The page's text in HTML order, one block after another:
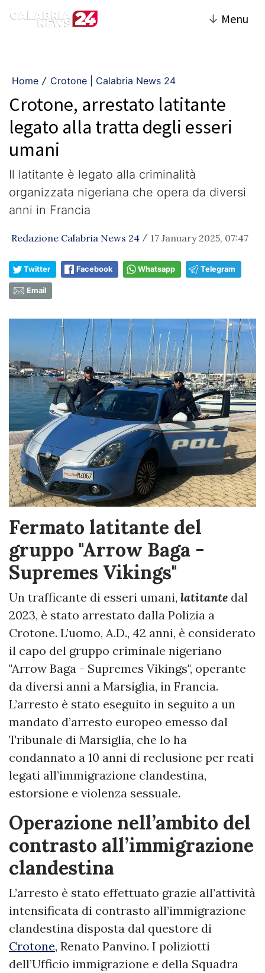
↓ Menu
Home / Crotone | Calabria News 24
Crotone, arrestato latitante
legato alla tratta degli esseri
umani
Il latitante è legato alla criminalità
organizzata nigeriana che opera da diversi
anni in Francia
Redazione Calabria News 24 / 17 January 2025, 07:47
Twitter Facebook Whatsapp Telegram
Email
Fermato latitante del
gruppo "Arrow Baga -
Supremes Vikings"
Un trafficante di esseri umani, latitante dal
2023, è stato arrestato dalla Polizia a
Crotone. L’uomo, A.D., 42 anni, è considerato
il capo del gruppo criminale nigeriano
"Arrow Baga - Supremes Vikings", operante
da diversi anni a Marsiglia, in Francia.
L’arresto è stato eseguito in seguito a un
mandato d’arresto europeo emesso dal
Tribunale di Marsiglia, che lo ha
condannato a 10 anni di reclusione per reati
legati all’immigrazione clandestina,
estorsione e violenza sessuale.
Operazione nell’ambito del
contrasto all’immigrazione
clandestina
L’arresto è stato effettuato grazie all’attività
intensificata di contrasto all’immigrazione
clandestina disposta dal questore di
Crotone, Renato Panvino. I poliziotti
dell’Ufficio immigrazione e della Squadra